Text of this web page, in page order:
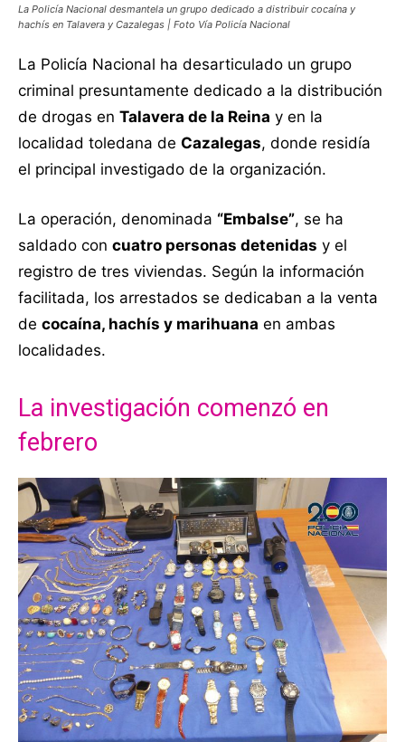
La Policía Nacional desmantela un grupo dedicado a distribuir cocaína y
hachís en Talavera y Cazalegas | Foto Vía Policía Nacional
La Policía Nacional ha desarticulado un grupo
criminal presuntamente dedicado a la distribución
de drogas en Talavera de la Reina y en la
localidad toledana de Cazalegas, donde residía
el principal investigado de la organización.
La operación, denominada “Embalse”, se ha
saldado con cuatro personas detenidas y el
registro de tres viviendas. Según la información
facilitada, los arrestados se dedicaban a la venta
de cocaína, hachís y marihuana en ambas
localidades.
La investigación comenzó en
febrero